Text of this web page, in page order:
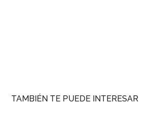
TAMBIÉN TE PUEDE INTERESAR